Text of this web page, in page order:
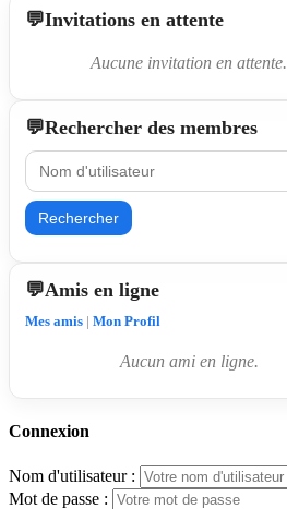
Invitations en attente
Aucune invitation en attente.
Rechercher des membres
Rechercher
Amis en ligne
Mes amis | Mon Profil
Aucun ami en ligne.
Connexion
Nom d'utilisateur :
Mot de passe :